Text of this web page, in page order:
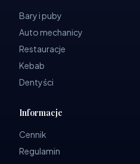
Bary i puby
Auto mechanicy
Restauracje
Kebab
Dentyści
Informacje
Cennik
Regulamin